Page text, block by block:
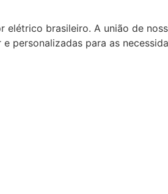
elétrico brasileiro. A união de
personalizadas para as